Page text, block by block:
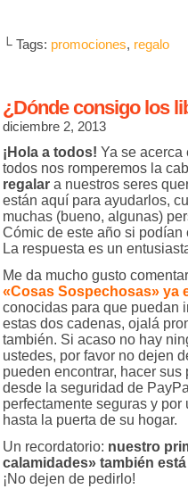
└ Tags: promociones, regalo
¿Dónde consigo los
diciembre 2, 2013
¡Hola a todos! Ya se acerca
todos nos romperemos la
regalar a nuestros seres
están aquí para ayudarlos,
muchas (bueno, algunas)
Cómic de este año si
La respuesta es un
Me da mucho gusto
«Cosas Sospechosas» ya
conocidas para que puedan
estas dos cadenas, ojalá
también. Si acaso no hay
ustedes, por favor no dejen
pueden encontrar, hacer
desde la seguridad de
perfectamente seguras y
hasta la puerta de su hogar.
Un recordatorio: nuestro
calamidades» también
¡No dejen de pedirlo!